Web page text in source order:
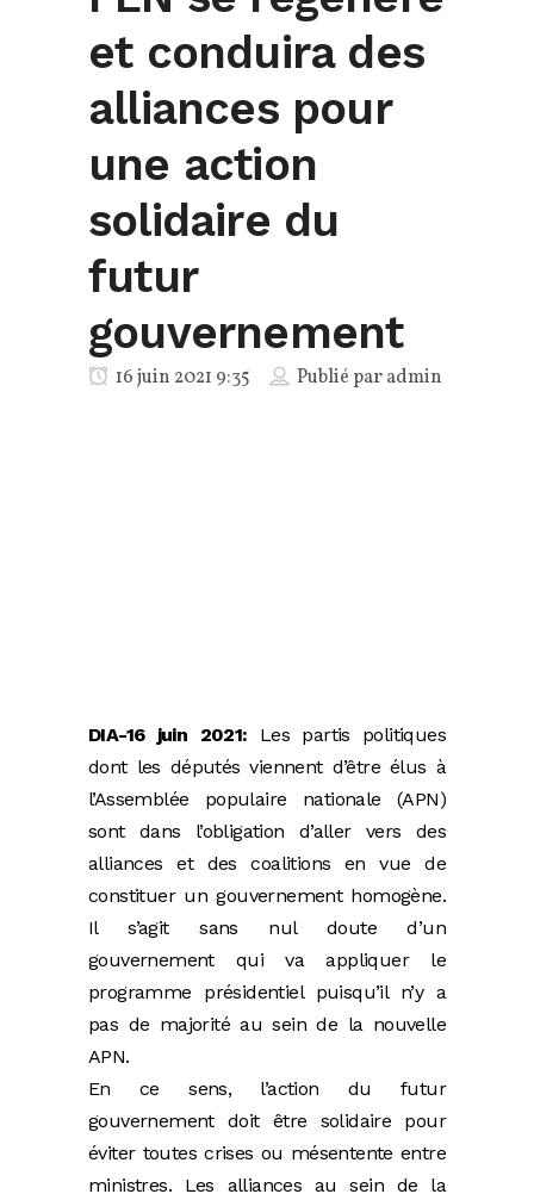
et conduira des
alliances pour
une action
solidaire du
futur
gouvernement
16 juin 2021 9:35 Publié paradmin
DIA-16 juin 2021: Les partis politiques
dont les députés viennent d’être élus à
l’Assemblée populaire nationale (APN)
sont dans l’obligation d’aller vers des
alliances et des coalitions en vue de
constituer un gouvernement homogène.
Il s’agit sans nul doute d’un
gouvernement qui va appliquer le
programme présidentiel puisqu’il n’y a
pas de majorité au sein de la nouvelle
APN.
En ce sens, l’action du futur
gouvernement doit être solidaire pour
éviter toutes crises ou mésentente entre
ministres. Les alliances au sein de la